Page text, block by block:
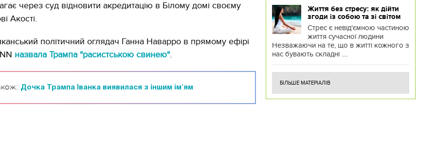
через суд відновити акредитацію в Білому домі своєму
Акості.
політичний оглядач Ганна Наварро в прямому ефірі
назвала Трампа "расистською свинею".
Дочка Трампа Іванка виявилася з іншим ім'ям
Життя без стресу: як дійти
згоди із собою та зі світом
Стрес є невід'ємною частиною
життя сучасної людини
Незважаючи на те, що в житті кожного з
нас бувають складні ....
БІЛЬШЕ МАТЕРІАЛІВ